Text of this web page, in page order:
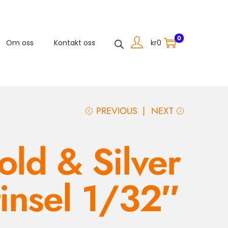
Om oss Kontakt oss kr0 0
PREVIOUS NEXT
& Silver
1/32″